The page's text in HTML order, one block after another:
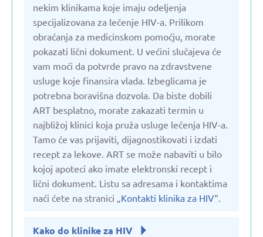
nekim klinikama koje imaju odeljenja
specijalizovana za lečenje HIV-a. Prilikom
obraćanja za medicinskom pomoćju, morate
pokazati lični dokument. U većini slučajeva će
vam moći da potvrde pravo na zdravstvene
usluge koje finansira vlada. Izbeglicama je
potrebna boravišna dozvola. Da biste dobili
ART besplatno, morate zakazati termin u
najbližoj klinici koja pruža usluge lečenja HIV-a.
Tamo će vas prijaviti, dijagnostikovati i izdati
recept za lekove. ART se može nabaviti u bilo
kojoj apoteci ako imate elektronski recept i
lični dokument. Listu sa adresama i kontaktima
naći ćete na stranici „Kontakti klinika za HIV“.
Kako do klinike za HIV
Švedska